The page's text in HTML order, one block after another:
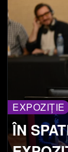
EXPOZIȚIE
ÎN